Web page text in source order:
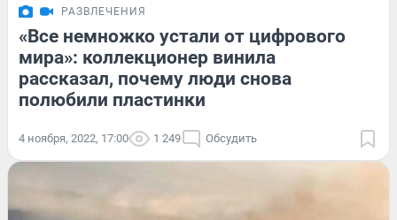
РАЗВЛЕЧЕНИЯ
«Все немножко устали от цифрового
мира»: коллекционер винила
рассказал, почему люди снова
полюбили пластинки
4 ноября, 2022, 17:00 1 249 Обсудить